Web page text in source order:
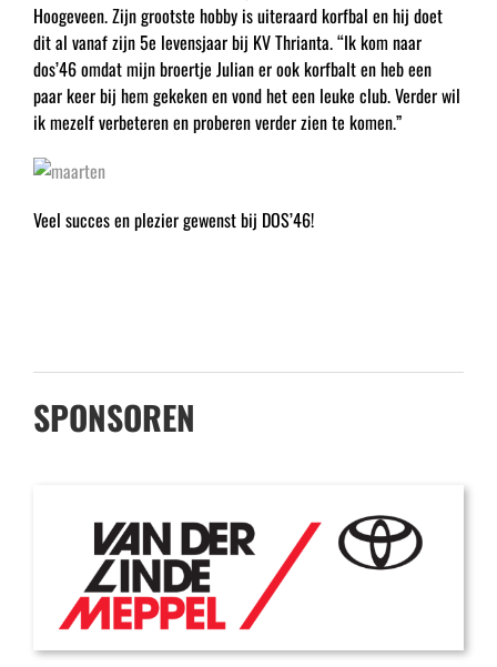
Hoogeveen. Zijn grootste hobby is uiteraard korfbal en hij doet
dit al vanaf zijn 5e levensjaar bij KV Thrianta. “Ik kom naar
dos’46 omdat mijn broertje Julian er ook korfbalt en heb een
paar keer bij hem gekeken en vond het een leuke club. Verder wil
ik mezelf verbeteren en proberen verder zien te komen.”
Veel succes en plezier gewenst bij DOS’46!
SPONSOREN